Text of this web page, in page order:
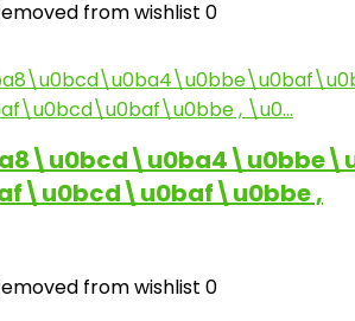
from wishlist 0
,
from wishlist 0